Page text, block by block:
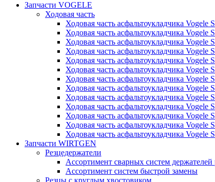
Запчасти VOGELE
Ходовая часть
Ходовая часть асфальтоукладчика Vogele
Ходовая часть асфальтоукладчика Vogele
Ходовая часть асфальтоукладчика Vogele
Ходовая часть асфальтоукладчика Vogele
Ходовая часть асфальтоукладчика Vogele
Ходовая часть асфальтоукладчика Vogele
Ходовая часть асфальтоукладчика Vogele
Ходовая часть асфальтоукладчика Vogele
Ходовая часть асфальтоукладчика Vogele
Ходовая часть асфальтоукладчика Vogele
Ходовая часть асфальтоукладчика Vogele
Ходовая часть асфальтоукладчика Vogele
Ходовая часть асфальтоукладчика Vogele
Запчасти WIRTGEN
Резцедержатели
Ассортимент сварных систем
Ассортимент систем быстрой замены
Резцы с круглым хвостовиком